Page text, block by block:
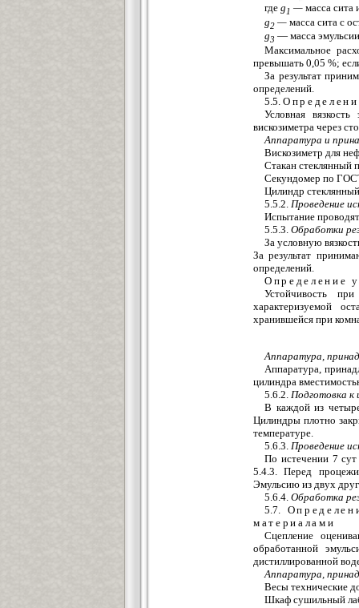
где g1 — масса сита
g2 — масса сита с
g3 — масса
Максимальное
превышать 0,05 %;
За результат
определений.
5.5.
Условная
вискозиметра через
Аппаратура и
Вискозиметр для
Стакан
Секундомер по
Цилиндр
5.5.2. Проведение
Испытание
5.5.3. Обработки
За условную
За результат
определений.
Определение
Устойчивость
характеризуемой
хранившейся при
Аппаратура,
Аппаратура,
цилиндра
5.6.2. Подготовка
В каждой из
Цилиндры плотно
температуре.
5.6.3. Проведение
По истечении 7 сут
5.4.3. Перед
Эмульсию из двух
5.6.4. Обработка
5.7.
материалами
Сцепление
обработанной
дистиллированной
Аппаратура,
Весы технические
Шкаф сушильный